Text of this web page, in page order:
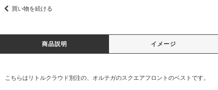
買い物を続ける
商品説明 イメージ
こちらはリトルクラウド別注の、オルテガのスクエアフロントのベストです。